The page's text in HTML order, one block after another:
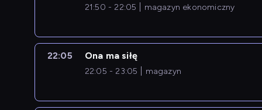
21:50 - 22:05 magazyn ekonomiczny
22:05 Ona ma siłę
22:05 - 23:05 magazyn